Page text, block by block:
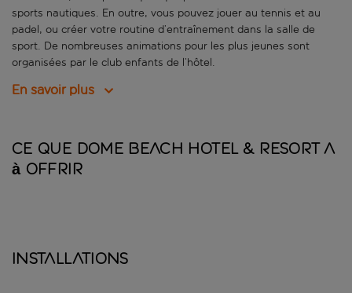
sports nautiques. En outre, vous pouvez jouer au tennis et au
padel, ou créer votre routine d’entraînement dans la salle de
sport. De nombreuses animations pour les plus jeunes sont
organisées par le club enfants de l’hôtel.
En savoir plus
Ce que Dome Beach Hotel & Resort a
à offrir
Installations